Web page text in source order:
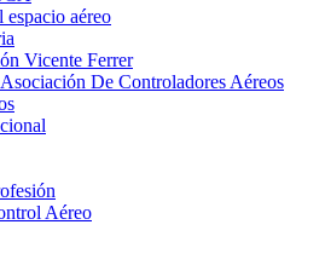
espacio aéreo
Vicente Ferrer
De Controladores Aéreos
Aéreo